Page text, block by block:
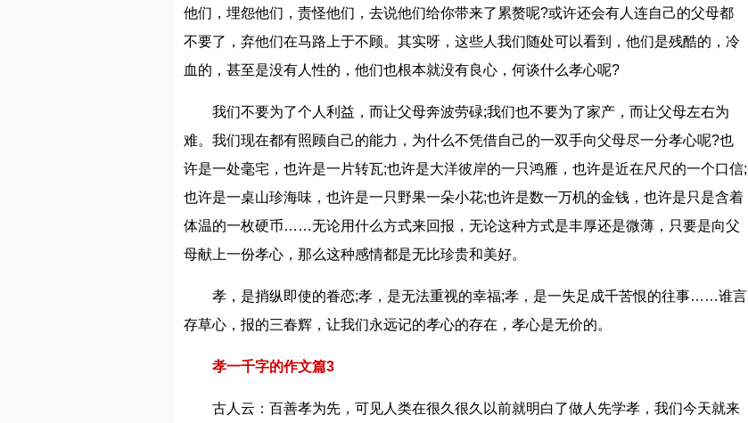
他们，埋怨他们，责怪他们，去说他们给你带来了累赘呢?或许还会有人连自己的父母都
不要了，弃他们在马路上于不顾。其实呀，这些人我们随处可以看到，他们是残酷的，冷
血的，甚至是没有人性的，他们也根本就没有良心，何谈什么孝心呢?
我们不要为了个人利益，而让父母奔波劳碌;我们也不要为了家产，而让父母左右为
难。我们现在都有照顾自己的能力，为什么不凭借自己的一双手向父母尽一分孝心呢?也
许是一处毫宅，也许是一片转瓦;也许是大洋彼岸的一只鸿雁，也许是近在尺尺的一个口信;
也许是一桌山珍海味，也许是一只野果一朵小花;也许是数一万机的金钱，也许是只是含着
体温的一枚硬币……无论用什么方式来回报，无论这种方式是丰厚还是微薄，只要是向父
母献上一份孝心，那么这种感情都是无比珍贵和美好。
孝，是捎纵即使的眷恋;孝，是无法重视的幸福;孝，是一失足成千苦恨的往事……谁言
存草心，报的三春辉，让我们永远记的孝心的存在，孝心是无价的。
孝一千字的作文篇3
古人云：百善孝为先，可见人类在很久很久以前就明白了做人先学孝，我们今天就来